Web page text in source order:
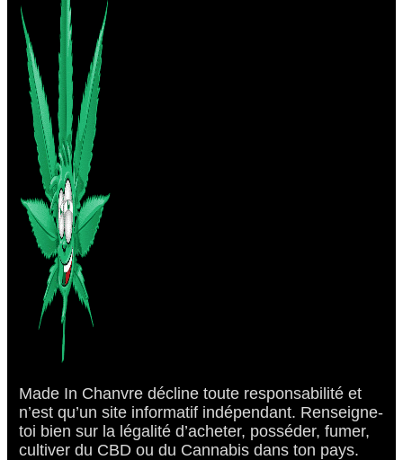
Made In Chanvre décline toute responsabilité et
n’est qu’un site informatif indépendant. Renseigne-
toi bien sur la légalité d’acheter, posséder, fumer,
cultiver du CBD ou du Cannabis dans ton pays.